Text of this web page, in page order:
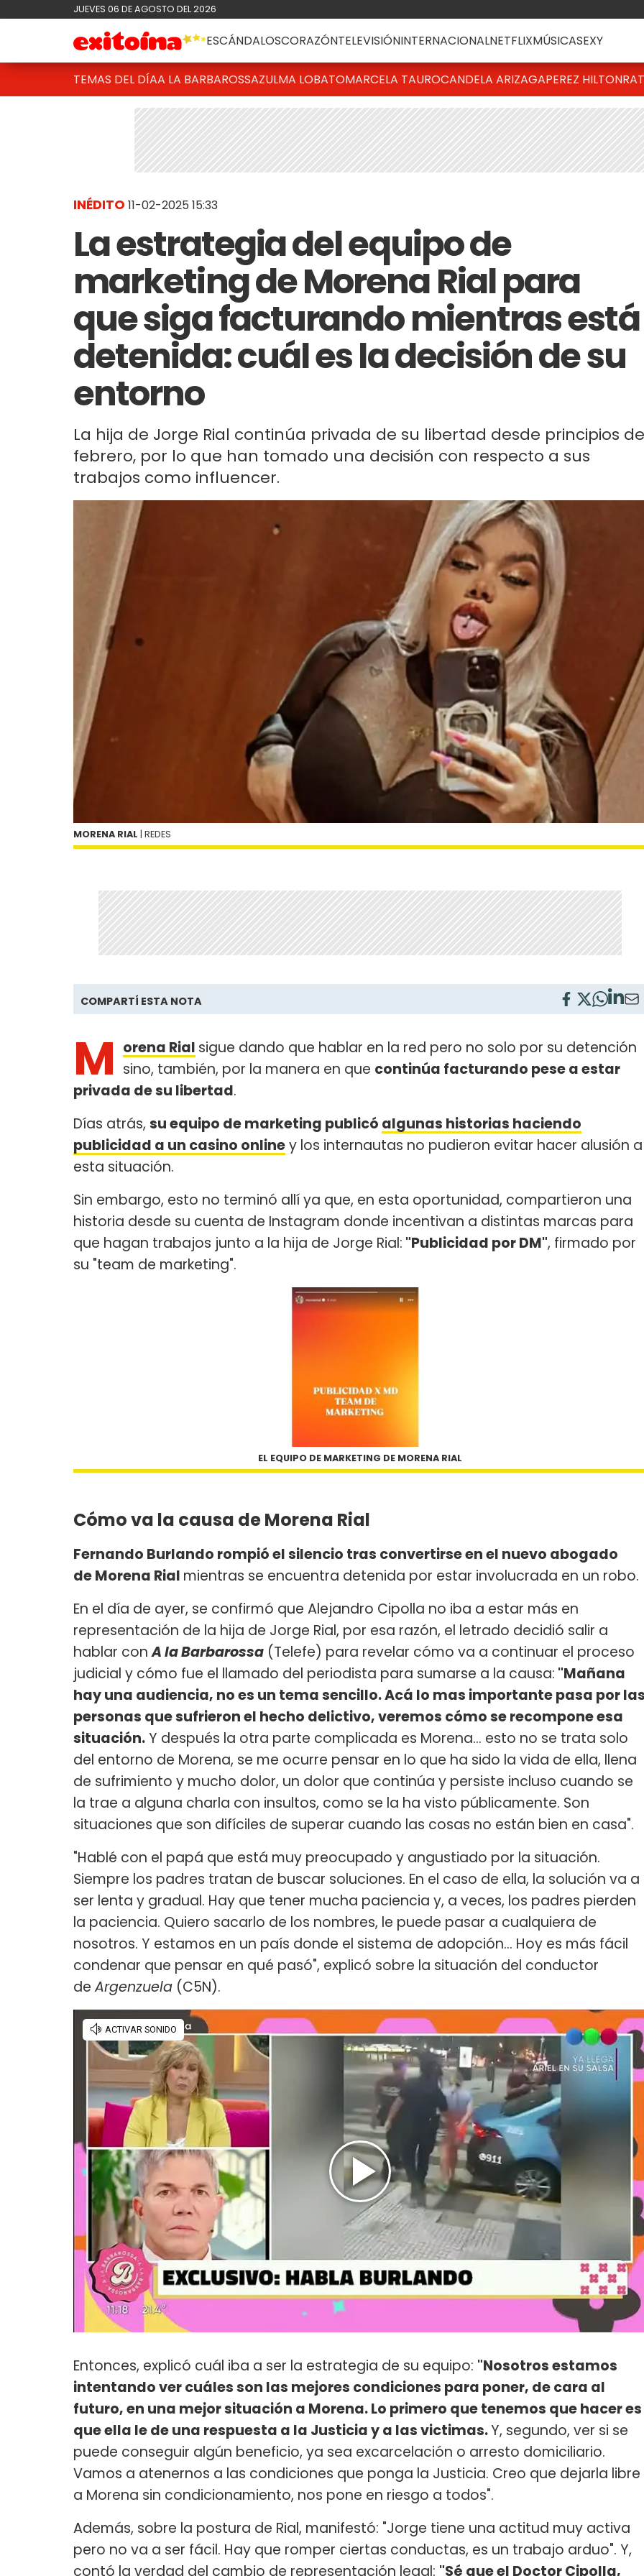
JUEVES 06 DE AGOSTO DEL 2026
ESCÁNDALOSCORAZÓNTELEVISIÓNINTERNACIONALNETFLIXMÚSICASEXY
TEMAS DEL DÍAA LA BARBAROSSAZULMA LOBATOMARCELA TAUROCANDELA ARIZAGAPEREZ HILTON
INÉDITO 11-02-2025 15:33
La estrategia del equipo de
marketing de Morena Rial para
que siga facturando mientras está
detenida: cuál es la decisión de su
entorno
La hija de Jorge Rial continúa privada de su libertad desde principios de
febrero, por lo que han tomado una decisión con respecto a sus
trabajos como influencer.
MORENA RIAL | REDES
COMPARTÍ ESTA NOTA
M orena Rial sigue dando que hablar en la red pero no solo por su detención
sino, también, por la manera en que continúa facturando pese a estar
privada de su libertad.
Días atrás, su equipo de marketing publicó algunas historias haciendo
publicidad a un casino onliney los internautas no pudieron evitar hacer alusión a
esta situación.
Sin embargo, esto no terminó allí ya que, en esta oportunidad, compartieron una
historia desde su cuenta de Instagram donde incentivan a distintas marcas para
que hagan trabajos junto a la hija de Jorge Rial: "Publicidad por DM", firmado por
su "team de marketing".
EL EQUIPO DE MARKETING DE MORENA RIAL
Cómo va la causa de Morena Rial
Fernando Burlando rompió el silencio tras convertirse en el nuevo abogado
de Morena Rial mientras se encuentra detenida por estar involucrada en un robo.
En el día de ayer, se confirmó que Alejandro Cipolla no iba a estar más en
representación de la hija de Jorge Rial, por esa razón, el letrado decidió salir a
hablar conA la Barbarossa (Telefe) para revelar cómo va a continuar el proceso
judicial y cómo fue el llamado del periodista para sumarse a la causa: "Mañana
hay una audiencia, no es un tema sencillo. Acá lo mas importante pasa por
personas que sufrieron el hecho delictivo, veremos cómo se recompone esa
situación.Y después la otra parte complicada es Morena... esto no se trata solo
del entorno de Morena, se me ocurre pensar en lo que ha sido la vida de ella, llena
de sufrimiento y mucho dolor, un dolor que continúa y persiste incluso cuando se
la trae a alguna charla con insultos, como se la ha visto públicamente. Son
situaciones que son difíciles de superar cuando las cosas no están bien en casa".
"Hablé con el papá que está muy preocupado y angustiado por la situación.
Siempre los padres tratan de buscar soluciones. En el caso de ella, la solución va a
ser lenta y gradual. Hay que tener mucha paciencia y, a veces, los padres pierden
la paciencia. Quiero sacarlo de los nombres, le puede pasar a cualquiera de
nosotros. Y estamos en un país donde el sistema de adopción... Hoy es más fácil
condenar que pensar en qué pasó", explicó sobre la situación del conductor
deArgenzuela (C5N).
Entonces, explicó cuál iba a ser la estrategia de su equipo: "Nosotros estamos
intentando ver cuáles son las mejores condiciones para poner, de cara al
futuro, en una mejor situación a Morena. Lo primero que tenemos que hacer es
que ella le de una respuesta a la Justicia y a las victimas.Y, segundo, ver si se
puede conseguir algún beneficio, ya sea excarcelación o arresto domiciliario.
Vamos a atenernos a las condiciones que ponga la Justicia. Creo que dejarla libre
a Morena sin condicionamiento, nos pone en riesgo a todos".
Además, sobre la postura de Rial, manifestó: "Jorge tiene una actitud muy activa
pero no va a ser fácil. Hay que romper ciertas conductas, es un trabajo arduo". Y,
contó la verdad del cambio de representación legal: "Sé que el Doctor Cipolla,